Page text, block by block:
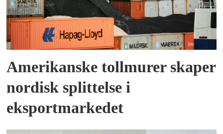
Amerikanske tollmurer skaper
nordisk splittelse i
eksportmarkedet